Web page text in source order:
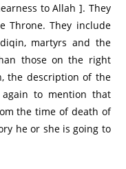
to Allah ]. They
Throne. They include
martyrs and the
those on the right
the description of the
to mention that
the time of death of
he or she is going to